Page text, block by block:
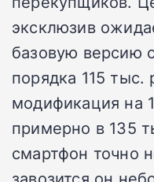
эксклюзив
базовую версию
порядка 115 тыс.
модификация на
примерно в 135
смартфон точно